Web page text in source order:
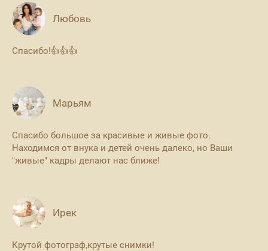
Любовь
Спасибо!👍👍👍
Марьям
Спасибо большое за красивые и живые фото.
Находимся от внука и детей очень далеко, но Ваши
"живые" кадры делают нас ближе!
Ирек
Крутой фотограф,крутые снимки!